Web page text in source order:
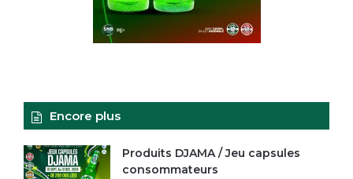
Encore plus
Produits DJAMA / Jeu capsules
consommateurs